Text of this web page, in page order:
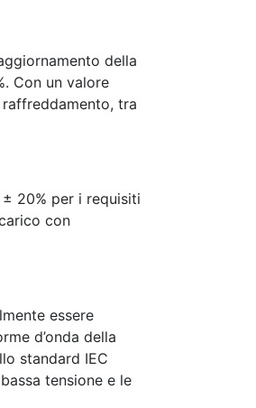
della
Con un valore
tra
20% per i requisiti
con
essere
d’onda della
standard IEC
tensione e le